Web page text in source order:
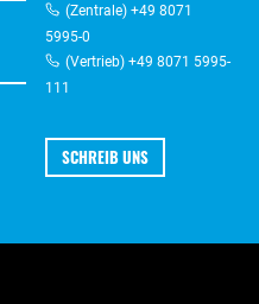
(Zentrale) +49 8071
5995-0
(Vertrieb) +49 8071 5995-
111
SCHREIB UNS